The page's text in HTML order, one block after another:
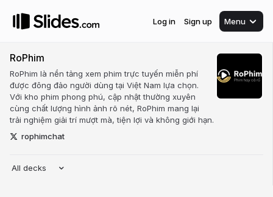
Log in Sign up Menu
RoPhim
RoPhim là nền tảng xem phim trực tuyến miễn phí
được đông đảo người dùng tại Việt Nam lựa chọn.
Với kho phim phong phú, cập nhật thường xuyên
cùng chất lượng hình ảnh rõ nét, RoPhim mang lại
trải nghiệm giải trí mượt mà, tiện lợi và không giới hạn.
rophimchat
All decks